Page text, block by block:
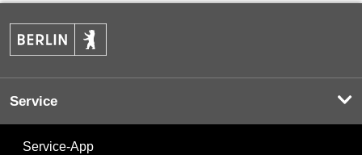
Service
Service-App